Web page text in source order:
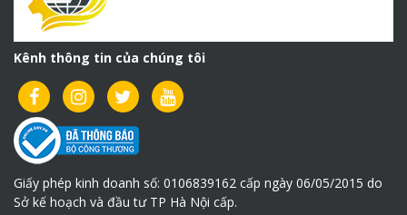
Khung cẩu xoay gắn tường HF
300kg
Kênh thông tin của chúng tôi
Giấy phép kinh doanh số: 0106839162 cấp ngày 06/05/2015 do
Sở kế hoạch và đầu tư TP Hà Nội cấp.